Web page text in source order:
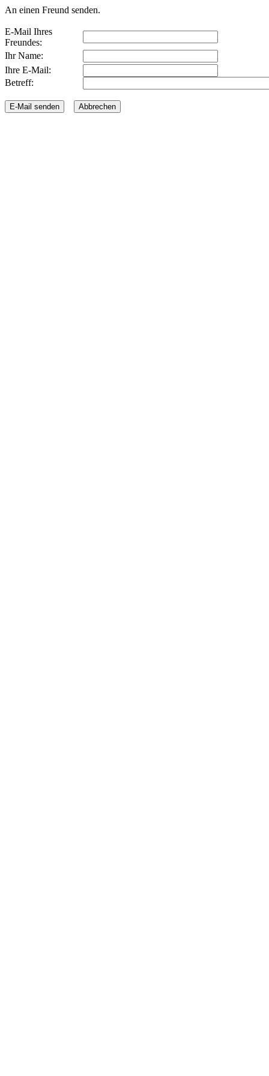
An einen Freund senden.
E-Mail Ihres
Freundes:
Ihr Name:
Ihre E-Mail:
Betreff: